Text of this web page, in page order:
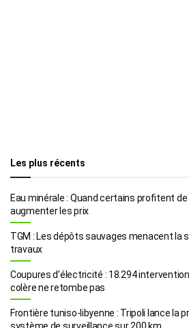
Les plus récents
Eau minérale : Quand certains profitent de
augmenter les prix
TGM : Les dépôts sauvages menacent la
travaux
Coupures d’électricité : 18.294
colère ne retombe pas
Frontière tuniso-libyenne : Tripoli lance la
système de surveillance sur 200 km